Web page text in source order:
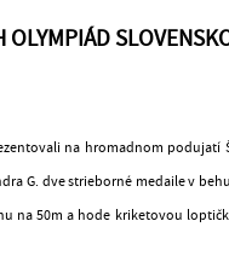
na hromadnom podujatí
G. dve strieborné medaile v
na 50m a hode kriketovou